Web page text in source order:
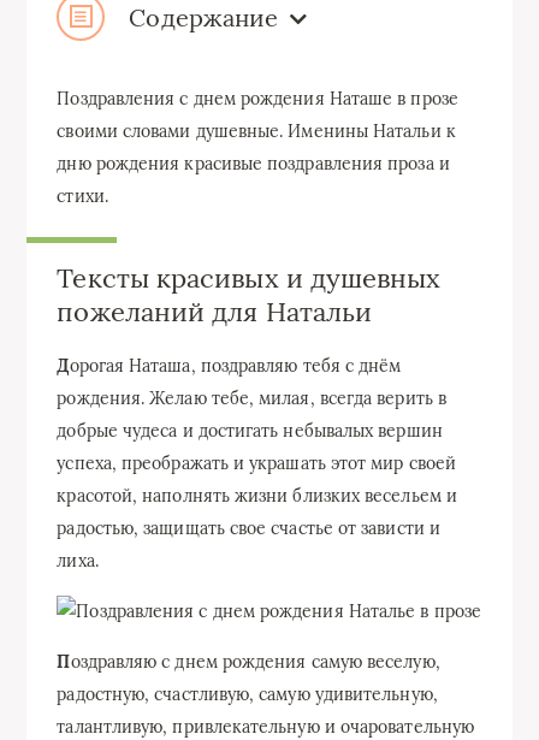
Содержание
Поздравления с днем рождения Наташе в прозе
своими словами душевные. Именины Натальи к
дню рождения красивые поздравления проза и
стихи.
Тексты красивых и душевных
пожеланий для Натальи
Дорогая Наташа, поздравляю тебя с днём
рождения. Желаю тебе, милая, всегда верить в
добрые чудеса и достигать небывалых вершин
успеха, преображать и украшать этот мир своей
красотой, наполнять жизни близких весельем и
радостью, защищать свое счастье от зависти и
лиха.
Поздравляю с днем рождения самую веселую,
радостную, счастливую, самую удивительную,
талантливую, привлекательную и очаровательную